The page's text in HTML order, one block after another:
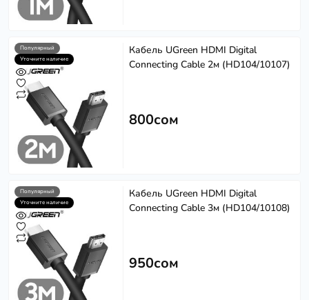
Популярный
Уточните наличие
Кабель UGreen HDMI Digital
Connecting Cable 2м (HD104/10107)
800сом
Популярный
Уточните наличие
Кабель UGreen HDMI Digital
Connecting Cable 3м (HD104/10108)
950сом